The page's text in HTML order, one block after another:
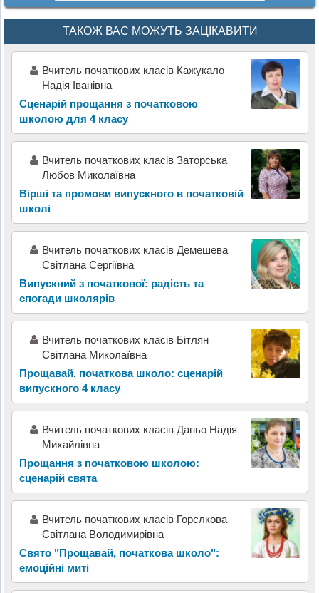
ТАКОЖ ВАС МОЖУТЬ ЗАЦІКАВИТИ
Вчитель початкових класів Кажукало
Надія Іванівна
Сценарій прощання з початковою
школою для 4 класу
Вчитель початкових класів Заторська
Любов Миколаївна
Вірші та промови випускного в початковій
школі
Вчитель початкових класів Демешева
Світлана Сергіївна
Випускний з початкової: радість та
спогади школярів
Вчитель початкових класів Бітлян
Світлана Миколаївна
Прощавай, початкова школо: сценарій
випускного 4 класу
Вчитель початкових класів Даньо Надія
Михайлівна
Прощання з початковою школою:
сценарій свята
Вчитель початкових класів Горєлкова
Світлана Володимирівна
Свято "Прощавай, початкова школо":
емоційні миті